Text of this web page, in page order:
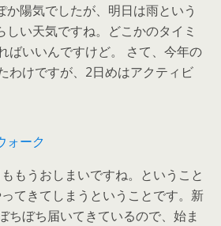
か陽気でしたが、明日は雨という
しい天気ですね。どこかのタイミ
ばいいんですけど。 さて、今年の
わけですが、2日めはアクティビ
ォーク
もうおしまいですね。ということ
てきてしまうということです。新
ちぼち届いてきているので、始ま